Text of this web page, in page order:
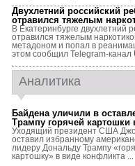
Двухлетний российский
отравился тяжелым
В Екатеринбурге двухлетний
отравился тяжелым
метадоном и попал в
этом сообщил Telegram-канал
Аналитика
Байдена уличили в
Трампу горячей картошки
Уходящий президент США
оставил избранному
лидеру Дональду Трампу
картошку» в виде конфликта ...